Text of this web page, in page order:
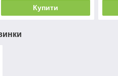
Купити